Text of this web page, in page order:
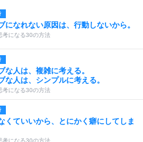
になれない原因は、行動しないから。
考になる30の方法
な人は、複雑に考える。
な人は、シンプルに考える。
考になる30の方法
くていいから、とにかく癖にしてしま
考になる30の方法